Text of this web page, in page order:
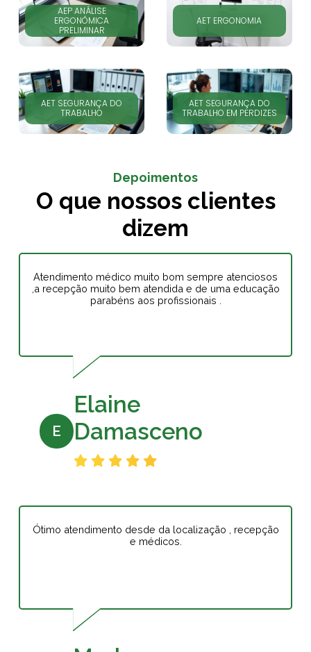
AEP ANÁLISE
ERGONÔMICA
PRELIMINAR
AET ERGONOMIA
AET SEGURANÇA DO
TRABALHO
AET SEGURANÇA DO
TRABALHO EM PERDIZES
Depoimentos
O que nossos clientes
dizem
Atendimento médico muito bom sempre atenciosos
,a recepção muito bem atendida e de uma educação
parabéns aos profissionais .
E
Elaine
Damasceno
Ótimo atendimento desde da localização , recepção
e médicos.